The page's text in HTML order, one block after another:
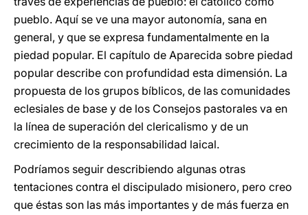
pueblo. Aquí se ve una mayor autonomía, sana en
general, y que se expresa fundamentalmente en la
piedad popular. El capítulo de Aparecida sobre piedad
popular describe con profundidad esta dimensión. La
propuesta de los grupos bíblicos, de las comunidades
eclesiales de base y de los Consejos pastorales va en
la línea de superación del clericalismo y de un
crecimiento de la responsabilidad laical.
Podríamos seguir describiendo algunas otras
tentaciones contra el discipulado misionero, pero creo
que éstas son las más importantes y de más fuerza en